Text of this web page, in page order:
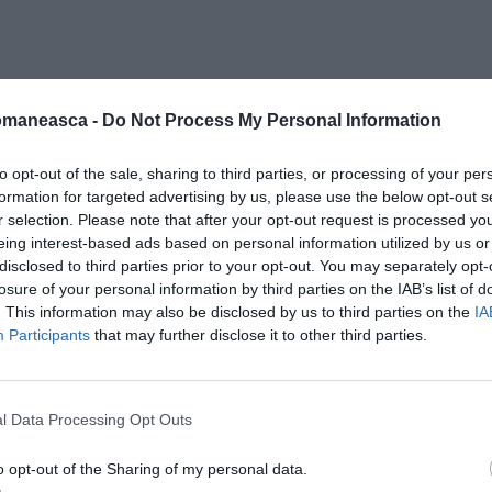
- Do Not Process My Personal Information
opt-out of the sale, sharing to third parties, or processing of your
for targeted advertising by us, please use the below opt-out
selection. Please note that after your opt-out request is processed
interest-based ads based on personal information utilized by us
to third parties prior to your opt-out. You may separately
of your personal information by third parties on the IAB’s list of
This information may also be disclosed by us to third parties on the
Participants that may further disclose it to other third parties.
Data Processing Opt Outs
opt-out of the Sharing of my personal data.
însectorulsău, alconstrucţiilor.
se împart între construcţii şi
a lovit şi aici, iar posibilităţile de a-ţi găsi
Tocmai de aceea, mai ales în construcţii,
în situaţii grele, confruntându-
Aici sunt marile probleme. Datorită
de localnici. Nu e tocmai o viaţă
Olbia, e mai bine, în sezon vin mulţi